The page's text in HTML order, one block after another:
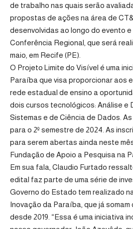
de trabalho nas quais serão
propostas de ações na área de
desenvolvidas ao longo do evento
Conferência Regional, que será
maio, em Recife (PE).
O Projeto Limite do Visível é uma
Paraíba que visa proporcionar aos
rede estadual de ensino a
dois cursos tecnológicos: Análise e
Sistemas e de Ciência de Dados.
para o 2º semestre de 2024. As
para serem abertas ainda neste
Fundação de Apoio a Pesquisa na
Em sua fala, Claudio Furtado
edital faz parte de uma série de
Governo do Estado tem realizado
Inovação da Paraíba, que já somam
desde 2019. “Essa é uma iniciativa